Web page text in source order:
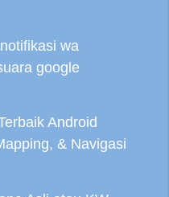
wa
google
Android
& Navigasi